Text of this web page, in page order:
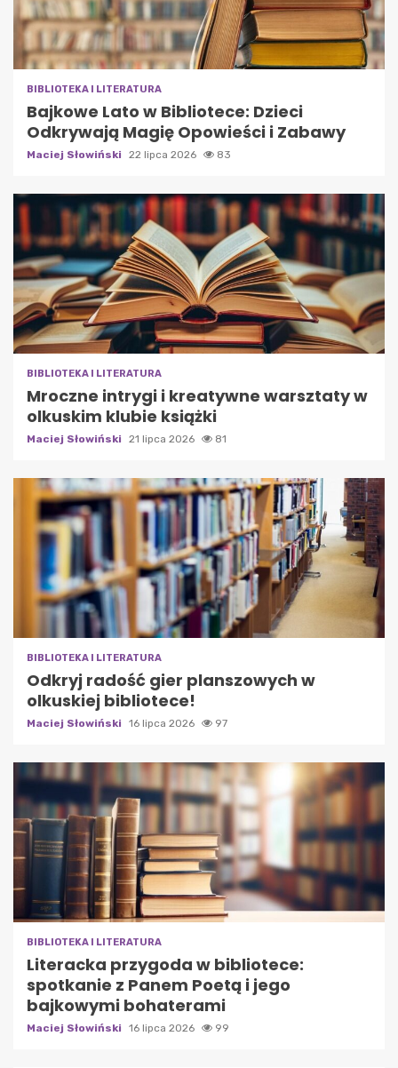
BIBLIOTEKA I LITERATURA
Bajkowe Lato w Bibliotece: Dzieci
Odkrywają Magię Opowieści i Zabawy
Maciej Słowiński 22 lipca 2026 83
BIBLIOTEKA I LITERATURA
Mroczne intrygi i kreatywne warsztaty w
olkuskim klubie książki
Maciej Słowiński 21 lipca 2026 81
BIBLIOTEKA I LITERATURA
Odkryj radość gier planszowych w
olkuskiej bibliotece!
Maciej Słowiński 16 lipca 2026 97
BIBLIOTEKA I LITERATURA
Literacka przygoda w bibliotece:
spotkanie z Panem Poetą i jego
bajkowymi bohaterami
Maciej Słowiński 16 lipca 2026 99